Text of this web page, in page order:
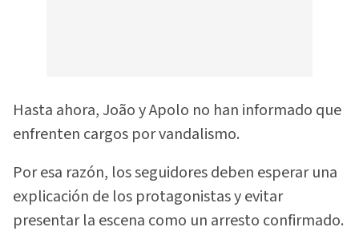
Hasta ahora, João y Apolo no han informado que
enfrenten cargos por vandalismo.
Por esa razón, los seguidores deben esperar una
explicación de los protagonistas y evitar
presentar la escena como un arresto confirmado.